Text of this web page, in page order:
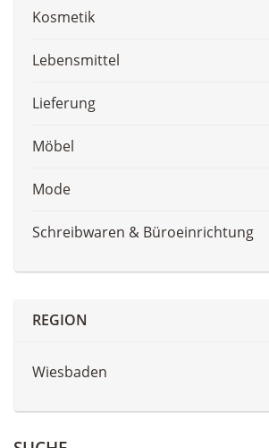
Kosmetik
Lebensmittel
Lieferung
Möbel
Mode
Schreibwaren & Büroeinrichtung
REGION
Wiesbaden